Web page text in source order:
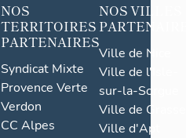
NOS
TERRITOIRES
PARTENAIRES
Syndicat Mixte
Provence Verte
Verdon
CC Alpes
NOS VILLES
Ville de Nice
Ville de l'Isle-
sur-la-Sorgue
Ville de Grasse
Ville d'Apt